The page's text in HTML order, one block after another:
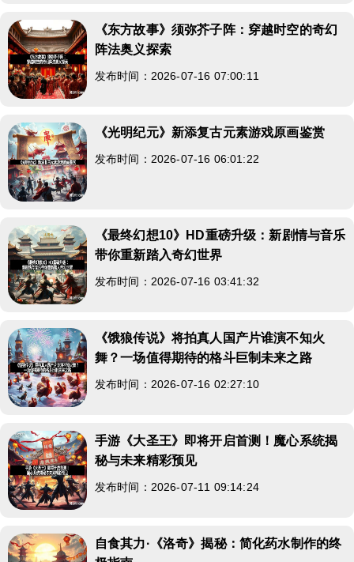
《东方故事》须弥芥子阵：穿越时空的奇幻
阵法奥义探索
发布时间：2026-07-16 07:00:11
《光明纪元》新添复古元素游戏原画鉴赏
发布时间：2026-07-16 06:01:22
《最终幻想10》HD重磅升级：新剧情与音乐
带你重新踏入奇幻世界
发布时间：2026-07-16 03:41:32
《饿狼传说》将拍真人国产片谁演不知火
舞？一场值得期待的格斗巨制未来之路
发布时间：2026-07-16 02:27:10
手游《大圣王》即将开启首测！魔心系统揭
秘与未来精彩预见
发布时间：2026-07-11 09:14:24
自食其力·《洛奇》揭秘：简化药水制作的终